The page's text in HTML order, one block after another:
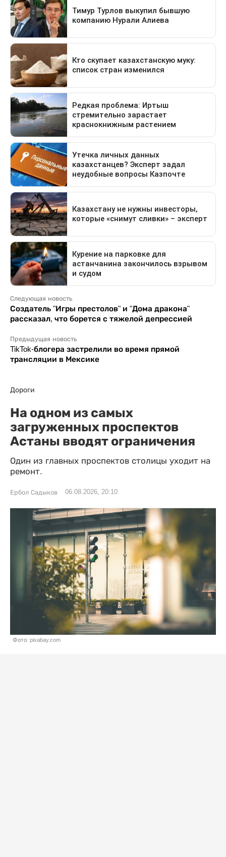
Следующая новость
Создатель "Игры престолов" и "Дома дракона"
рассказал, что борется с тяжелой депрессией
Предыдущая новость
TikTok-блогера застрелили во время прямой
трансляции в Мексике
Дороги
На одном из самых
загруженных проспектов
Астаны вводят ограничения
Один из главных проспектов столицы уходит на
ремонт.
Ербол Садыков 06.08.2026, 20:10
Фото: pixabay.com